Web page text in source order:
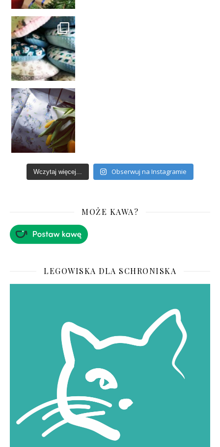
Wczytaj więcej... Obserwuj na Instagramie
MOŻE KAWA?
LEGOWISKA DLA SCHRONISKA